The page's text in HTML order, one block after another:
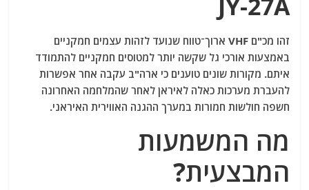
זהו מכ"ם VHF ארוך־טווח שנועד לזהות עצמים חמקניים
באמצעות אורכי גל שקשה יותר למטוסים חמקניים להתמודד
איתם. מקורות שונים טוענים כי ארה"ב עקבה אחר אפשרות
להעברת מערכות כאלה לאיראן לאחר שהמלחמה האחרונה
חשפה חולשות חמורות במערך ההגנה האווירית האיראני.
מה המשמעות
המבצעית?